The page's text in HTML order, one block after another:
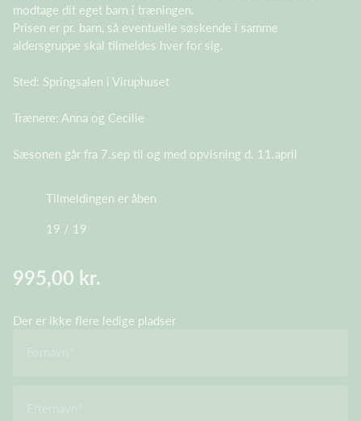
modtage dit eget barn i træningen.
Prisen er pr. barn, så eventuelle søskende i samme
aldersgruppe skal tilmeldes hver for sig.
Sted: Springsalen i Viruphuset
Trænere: Anna og Cecilie
Sæsonen går fra 7.sep til og med opvisning d. 11.april
Tilmeldingen er åben
19 / 19
995,00 kr.
Der er ikke flere ledige pladser